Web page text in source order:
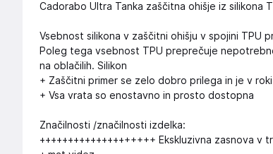
Cadorabo Ultra Tanka zaščitna ohišje iz silikona
Vsebnost silikona v zaščitni ohišju v spojini
Poleg tega vsebnost TPU preprečuje
na oblačilih. Silikon
+ Zaščitni primer se zelo dobro prilega in je v
+ Vsa vrata so enostavno in prosto dostopna
Značilnosti /značilnosti izdelka:
++++++++++++++++++++ Ekskluzivna zasnova v